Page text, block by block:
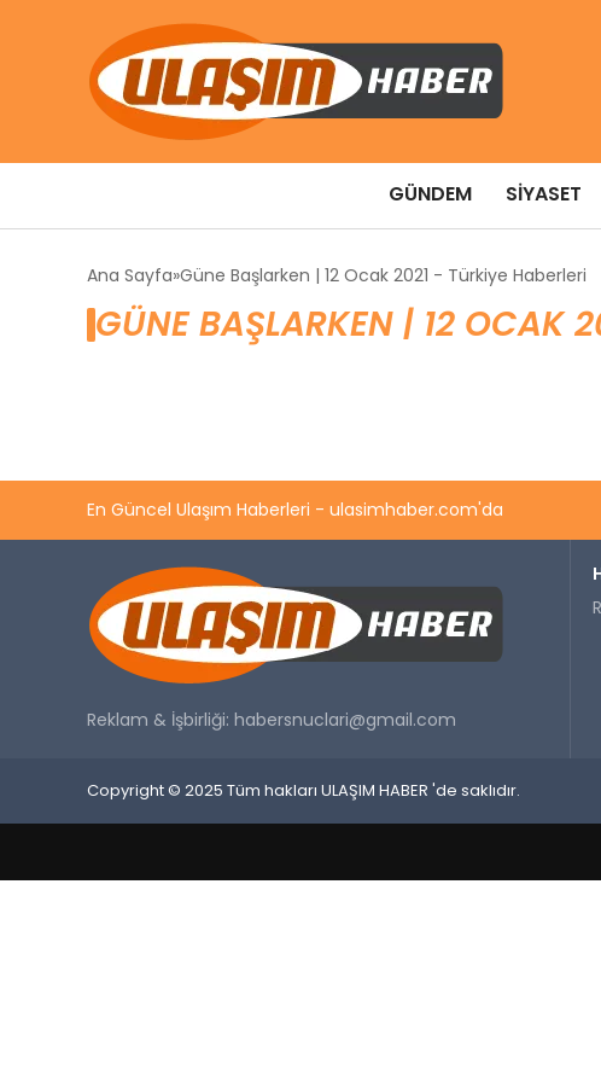
GÜNDEM SIYASET
Ana Sayfa Güne Başlarken | 12 Ocak 2021 - Türkiye Haberleri
GÜNE BAŞLARKEN | 12 OCAK
En Güncel Ulaşım Haberleri - ulasimhaber.com'da
Reklam & İşbirliği: habersnuclari@gmail.com
Copyright © 2025 Tüm hakları ULAŞIM HABER 'de saklıdır.